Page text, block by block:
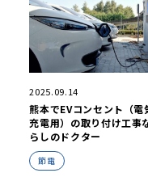
2025.09.14
熊本でEVコンセント（電
充電用）の取り付け工事
らしのドクター
節電